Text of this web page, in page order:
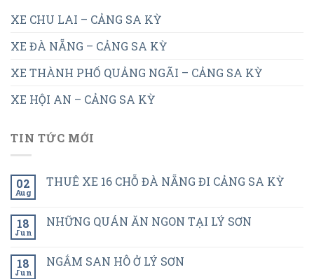
XE CHU LAI – CẢNG SA KỲ
XE ĐÀ NẴNG – CẢNG SA KỲ
XE THÀNH PHỐ QUẢNG NGÃI – CẢNG SA KỲ
XE HỘI AN – CẢNG SA KỲ
TIN TỨC MỚI
02
Aug
THUÊ XE 16 CHỖ ĐÀ NẴNG ĐI CẢNG SA KỲ
18
Jun
NHỮNG QUÁN ĂN NGON TẠI LÝ SƠN
18
Jun
NGẮM SAN HÔ Ở LÝ SƠN